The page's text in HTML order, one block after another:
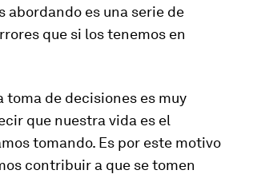
abordando es una serie de
que si los tenemos en
toma de decisiones es muy
que nuestra vida es el
tomando. Es por este motivo
contribuir a que se tomen